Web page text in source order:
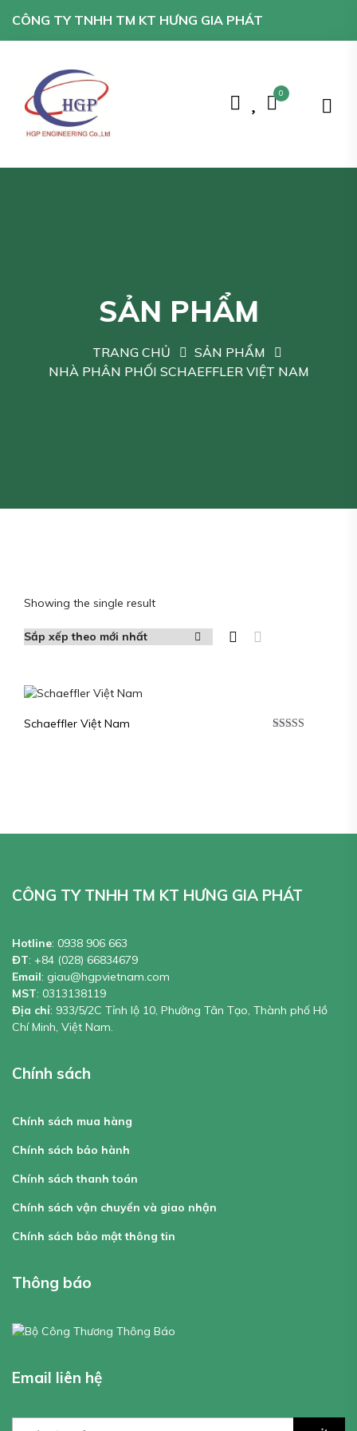
CÔNG TY TNHH TM KT HƯNG GIA PHÁT
0
SẢN PHẨM
TRANG CHỦ
SẢN PHẨM
NHÀ PHÂN PHỐI SCHAEFFLER VIỆT NAM
Showing the single result
Schaeffler Việt Nam
CÔNG TY TNHH TM KT HƯNG GIA PHÁT
Hotline: 0938 906 663
ĐT: +84 (028) 66834679
Email: giau@hgpvietnam.com
MST: 0313138119
Địa chỉ: 933/5/2C Tỉnh lộ 10, Phường Tân Tạo, Thành phố Hồ
Chí Minh, Việt Nam.
Chính sách
Chính sách mua hàng
Chính sách bảo hành
Chính sách thanh toán
Chính sách vận chuyển và giao nhận
Chính sách bảo mật thông tin
Thông báo
Email liên hệ